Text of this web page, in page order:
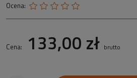
Ocena:
Cena: 133,00 zł brutto